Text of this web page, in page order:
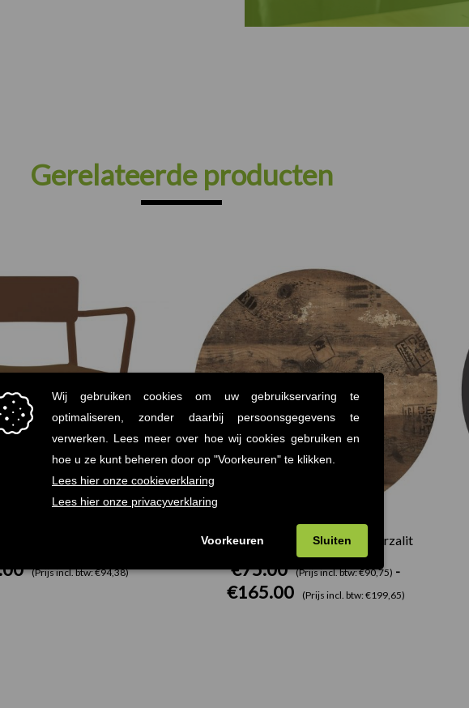
Gerelateerde producten
Resol armstoel taupe
(Prijs incl. btw: €94,38)
Ex Works Terrastafelblad Werzalit
€75.00 (Prijs incl. btw: €90,75) -
€165.00 (Prijs incl. btw: €199,65)
€165.00